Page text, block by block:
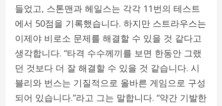
들었고, 스톤맨과 헤일스는 각각 11번의 테스트
에서 50점을 기록했습니다. 하지만 스트라우스는
이제야 비로소 문제를 해결할 수 있을 것 같다고
생각합니다. “타격 수수께끼를 보면 한동안 그랬
던 것보다 더 잘 해결할 수 있을 것 같습니다. 시
블리와 번스는 기질적으로 올바른 게임으로 구성
되어 있습니다.”라고 그는 말합니다. “약간 기발한